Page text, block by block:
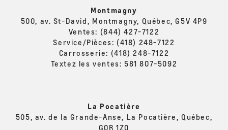
Montmagny
500, av. St-David, Montmagny, Québec, G5V 4P9
Ventes: (844) 427-7122
Service/Pièces: (418) 248-7122
Carrosserie: (418) 248-7122
Textez les ventes: 581 807-5092
La Pocatière
505, av. de la Grande-Anse, La Pocatière, Québec,
G0R 1Z0